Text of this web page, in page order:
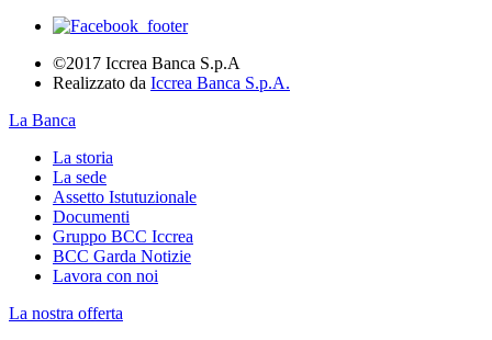
©2017 Iccrea Banca S.p.A
Realizzato da Iccrea Banca S.p.A.
La Banca
La storia
La sede
Assetto Istutuzionale
Documenti
Gruppo BCC Iccrea
BCC Garda Notizie
Lavora con noi
La nostra offerta